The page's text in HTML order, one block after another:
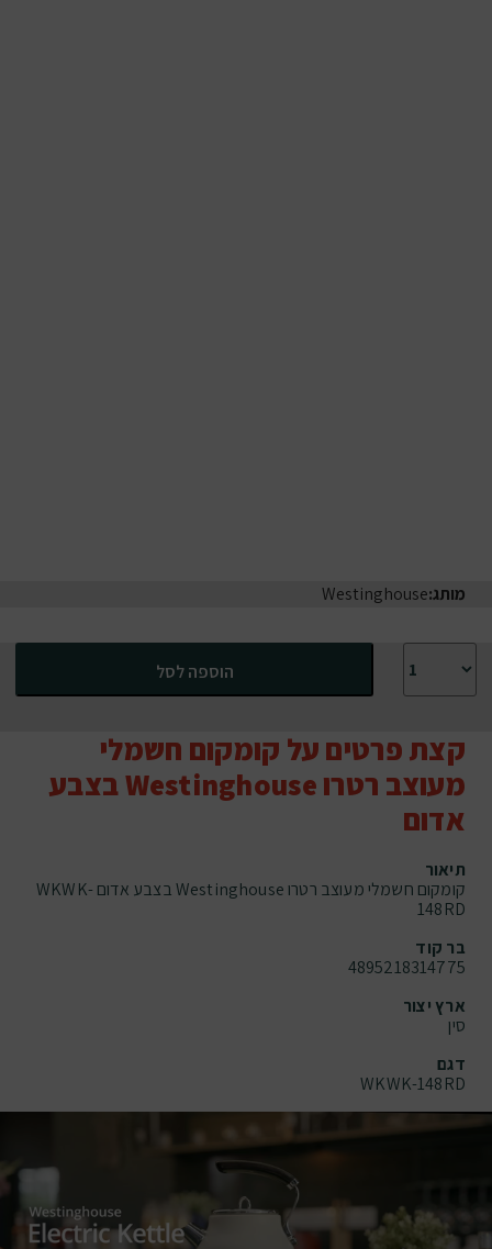
מותג:Westinghouse
הוספה לסל
קצת פרטים על קומקום חשמלי
מעוצב רטרו Westinghouse בצבע
אדום
תיאור
קומקום חשמלי מעוצב רטרו Westinghouse בצבע אדום WKWK-
148RD
בר קוד
4895218314775
ארץ יצור
סין
דגם
WKWK-148RD